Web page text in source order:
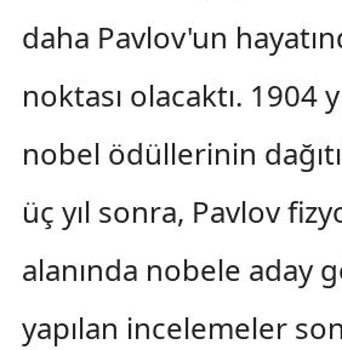
daha Pavlov'un
noktası olacaktı. 1904
nobel ödüllerinin
üç yıl sonra, Pavlov
alanında nobele aday
yapılan incelemeler